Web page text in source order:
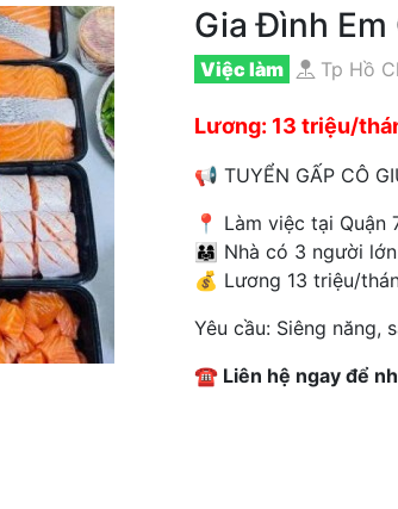
Gia Đình Em
Việc làm Tp Hồ
Lương: 13 triệu/
📢 TUYỂN GẤP CÔ
📍 Làm việc tại Quận
👨‍👩‍👧 Nhà có 3 người lớn
💰 Lương 13 triệu/
Yêu cầu: Siêng năng,
☎️ Liên hệ ngay để